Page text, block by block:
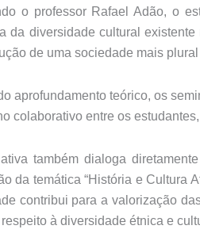
o professor Rafael Adão, o
da diversidade cultural
de uma sociedade mais
aprofundamento teórico, os
colaborativo entre os
também dialoga
da temática “História e Cultura
contribui para a valorização
à diversidade étnica e